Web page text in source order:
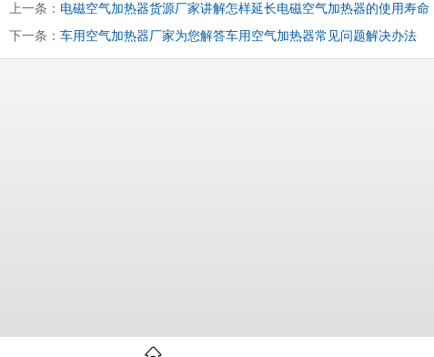
上一条： 电磁空气加热器货源厂家讲解怎样延长电磁空气加热器的使用寿命
下一条： 车用空气加热器厂家为您解答车用空气加热器常见问题解决办法